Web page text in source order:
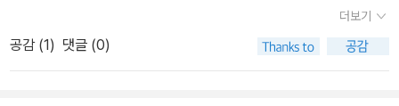
야기의 형태로 표시된다. 나는 아파트 7층에 살고 있는데, 고층의 아
파트에 사는 도시인임이 다행스럽다는 생각이 들 정도로 러브크래프
턴! 우리 가문이 하는 일을 보고 기절이나 하시지! 이 역겨운 돼지 새
끼, 맛을 즐기는 법을 톡톡히 가르쳐 주마...... 네 이놈, 나를 위해 그런
식으로 애쓰는 겐가? ......마그나 마테르! 마그나 마테르! ......아티
더보기
공감 (1) 댓글 (0)